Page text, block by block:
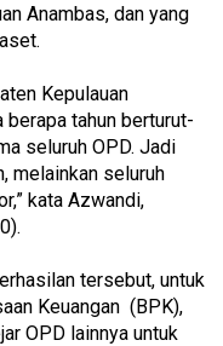
Anambas, dan yang
Kepulauan
tahun berturut-
seluruh OPD. Jadi
melainkan seluruh
kata Azwandi,
tersebut, untuk
Keuangan (BPK),
OPD lainnya untuk